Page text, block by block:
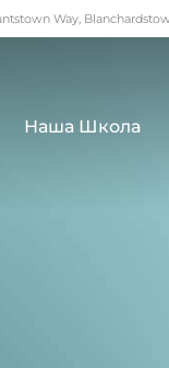
Way,
Наша Школа